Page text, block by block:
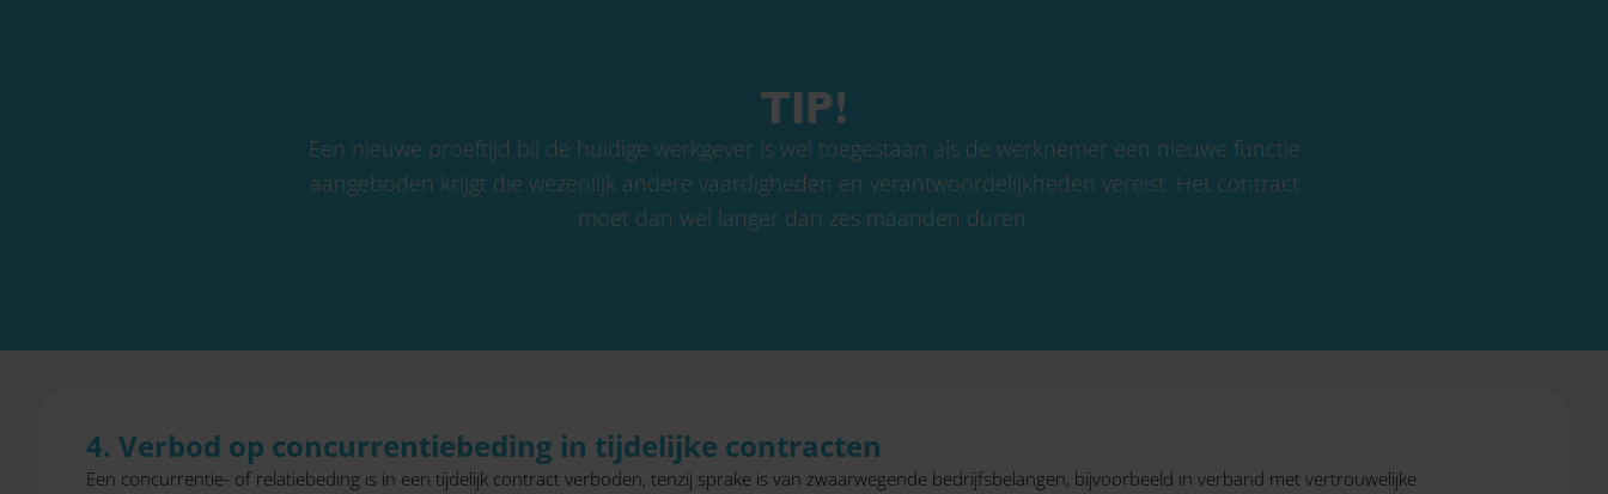
TIP!
Een nieuwe proeftijd bij de huidige werkgever is wel toegestaan als de werknemer een nieuwe functie
aangeboden krijgt die wezenlijk andere vaardigheden en verantwoordelijkheden vereist. Het contract
moet dan wel langer dan zes maanden duren.
4. Verbod op concurrentiebeding in tijdelijke contracten
Een concurrentie- of relatiebeding is in een tijdelijk contract verboden, tenzij sprake is van zwaarwegende bedrijfsbelangen, bijvoorbeeld in verband met vertrouwelijke